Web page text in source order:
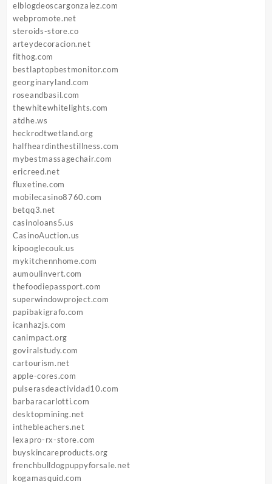
elblogdeoscargonzalez.com
webpromote.net
steroids-store.co
arteydecoracion.net
fithog.com
bestlaptopbestmonitor.com
georginaryland.com
roseandbasil.com
thewhitewhitelights.com
atdhe.ws
heckrodtwetland.org
halfheardinthestillness.com
mybestmassagechair.com
ericreed.net
fluxetine.com
mobilecasino8760.com
betqq3.net
casinoloans5.us
CasinoAuction.us
kipooglecouk.us
mykitchennhome.com
aumoulinvert.com
thefoodiepassport.com
superwindowproject.com
papibakigrafo.com
icanhazjs.com
canimpact.org
goviralstudy.com
cartourism.net
apple-cores.com
pulserasdeactividad10.com
barbaracarlotti.com
desktopmining.net
inthebleachers.net
lexapro-rx-store.com
buyskincareproducts.org
frenchbulldogpuppyforsale.net
kogamasquid.com